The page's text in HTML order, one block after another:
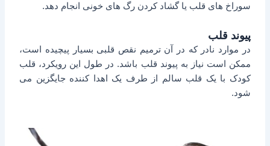
سوراخ های قلب یا گشاد کردن رگ های خونی انجام دهد.
پیوند قلب
در موارد نادر که در آن ترمیم نقص قلبی بسیار پیچیده است،
ممکن است نیاز به پیوند قلب باشد. در طول این رویکرد، قلب
کودک با یک قلب سالم از طرف یک اهدا کننده جایگزین می
شود.